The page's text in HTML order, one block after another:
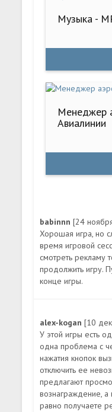
Музыка -
Менеджер
Авиалинии
babinnn[24
Хорошая игра, но
время игровой
смотреть рекламу
продолжить игру.
конце игры.
alex-kogan[10
У этой игры есть
одна проблема с
нажатия кнопок
отключить ее
предлагают
вознаграждение, а
равно получаете